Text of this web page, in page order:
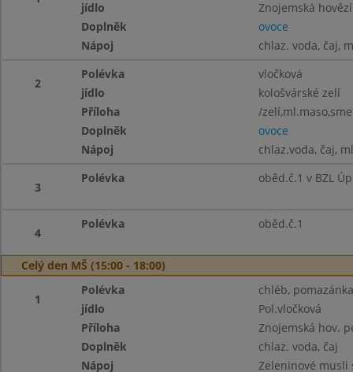
jídlo
Znojemská
Doplněk
ovoce
Nápoj
chlaz. voda, čaj,
2
Polévka
vločková
jídlo
kološvárské zelí
Příloha
/
Doplněk
ovoce
Nápoj
chlaz.voda, čaj,
3
Polévka oběd.č.1 v BZL
4
Polévka oběd.č.1
Celý den MŠ (15:00 - 18:00)
1
Polévka
chléb,
jídlo
Pol.vločková
Příloha
Znojemská hov.
Doplněk
chlaz. voda, čaj
Nápoj
Zeleninové musli